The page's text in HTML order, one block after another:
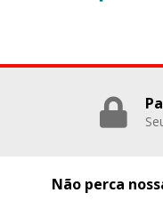
Não perca